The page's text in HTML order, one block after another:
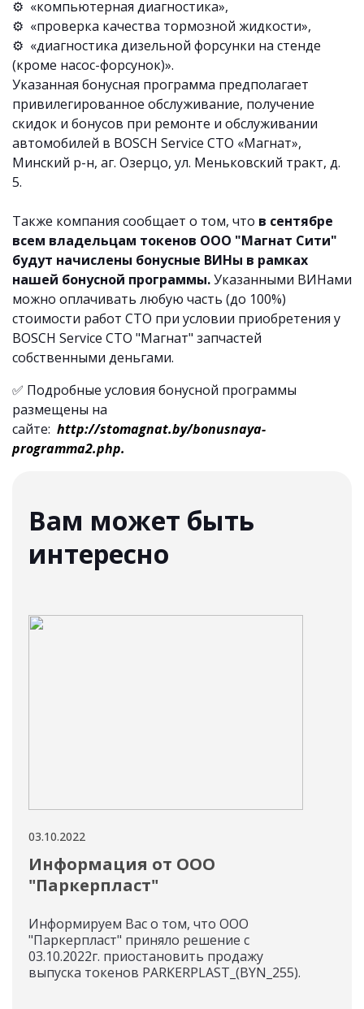
⚙️ «компьютерная диагностика»,
⚙️ «проверка качества тормозной жидкости»,
⚙️ «диагностика дизельной форсунки на стенде
(кроме насос-форсунок)».
Указанная бонусная программа предполагает
привилегированное обслуживание, получение
скидок и бонусов при ремонте и обслуживании
автомобилей в BOSCH Service СТО «Магнат»,
Минский р-н, аг. Озерцо, ул. Меньковский тракт, д.
5.
Также компания сообщает о том, что в сентябре
всем владельцам токенов ООО "Магнат Сити"
будут начислены бонусные ВИНы в рамках
нашей бонусной программы.Указанными ВИНами
можно оплачивать любую часть (до 100%)
стоимости работ СТО при условии приобретения у
BOSCH Service СТО "Магнат" запчастей
собственными деньгами.
✅ Подробные условия бонусной программы
размещены на
сайте: http://stomagnat.by/bonusnaya-
programma2.php.
Вам может быть
интересно
03.10.2022
Информация от ООО
"Паркерпласт"
Информируем Вас о том, что ООО
"Паркерпласт" приняло решение с
03.10.2022г. приостановить продажу
выпуска токенов PARKERPLAST_(BYN_255).